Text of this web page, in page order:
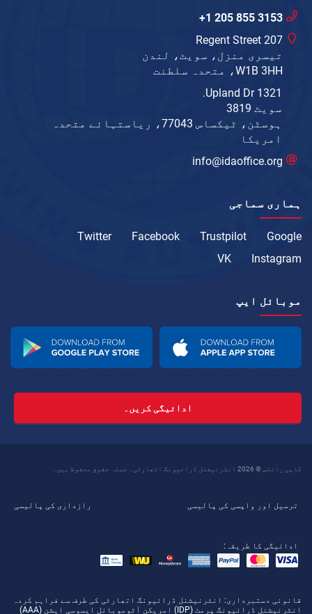
+1 205 855 3153
207 Regent Street
تیسری منزل، سویٹ، لندن
W1B 3HH، متحدہ سلطنت
1321 Upland Dr.
سویٹ 3819
ہوسٹن، ٹیکساس 77043، ریاستہائے متحدہ
امریکا
info@idaoffice.org
ہماری سماجی
Google
Trustpilot
Facebook
Twitter
Instagram
VK
موبائل ایپ
ادائیگی کریں۔
کاپی رائٹس © 2026 انٹرنیشنل ڈرائیونگ اتھارٹی۔ جملہ حقوق محفوظ ہیں۔
ترسیل اور واپسی کی پالیسی رازداری کی پالیسی
ادائیگی کا طریقہ:
قانونی دستبرداری: انٹرنیشنل ڈرائیونگ اتھارٹی کی طرف سے فراہم کردہ
انٹرنیشنل ڈرائیونگ پرمٹ (IDP) امریکن آٹوموبائل ایسوسی ایشن (AAA)